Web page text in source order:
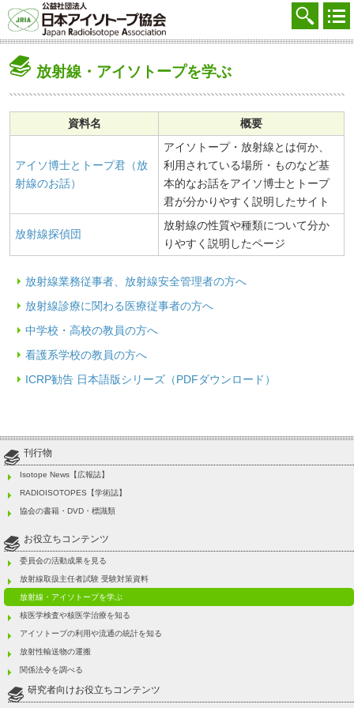
協会を知る
廃棄する
参加する
学ぶ・調べる
会員マイページ
FAQ
交通アクセス
採用
お問合せ
放射線・アイソトープを学ぶ
資料名 概要
アイソ博士とトープ君（放
射線のお話）
アイソトープ・放射線とは何か、
利用されている場所・ものなど基
本的なお話をアイソ博士とトープ
君が分かりやすく説明したサイト
放射線探偵団
放射線の性質や種類について分か
りやすく説明したページ
放射線業務従事者、放射線安全管理者の方へ
放射線診療に関わる医療従事者の方へ
中学校・高校の教員の方へ
看護系学校の教員の方へ
ICRP勧告 日本語版シリーズ（PDFダウンロード）
刊行物
Isotope News【広報誌】
RADIOISOTOPES【学術誌】
協会の書籍・DVD・標識類
お役立ちコンテンツ
委員会の活動成果を見る
放射線取扱主任者試験 受験対策資料
放射線・アイソトープを学ぶ
核医学検査や核医学治療を知る
アイソトープの利用や流通の統計を知る
放射性輸送物の運搬
関係法令を調べる
研究者向けお役立ちコンテンツ